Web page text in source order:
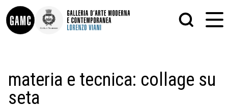
CONTATTI
DIDATTICA
SHOP
GRAFICA
PITTURA
materia e tecnica: collage su
seta